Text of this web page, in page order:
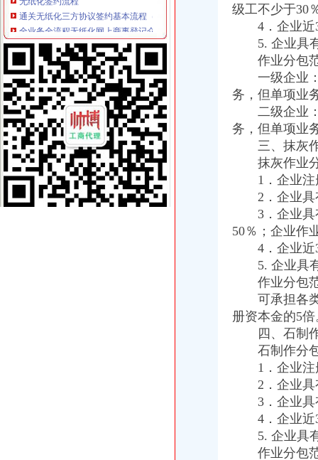
全业务全流程无纸化网上商事登记介绍.doc
海关无纸化签约
山东口岸推进通关作业无纸化改革-中国金融信息网
我市企业减免所得税3.76亿元-拍拍贷官网_中国领先互联网金融P2P网
无纸化报关
提供宁波无纸化报关签约【今日推荐网-宁波物流运输】
无纸化报关要什么资料给报关行,报关行,诺金报关
电子口岸无纸化签约
我省2.7万余家企业可享受无纸化通关
内蒙古深化通关作业无纸化改革_国内新闻_大众网
重庆海关电话
重庆海关:邮寄手机需要交税吗_报关员资格_新浪博客
今年上半年重庆海关ECFA货物通关西部第一-中新网
重庆海关在哪里
海关总署关于跨境贸易电子商务服务试点网购保税进口模式有关问题的
【食品贸易公司注册,进出口海关登记证注册,上海公司注册】价格_
北京海关：《进出口收发货人登记证书》丢失-报关员网-吧
进出口货物收发货人报关注册登记证的变更-通关监管海关业务咨询-
苏州关务天空苏州区外企业送货园区综保区申请分送集报所需资料及流
级工不少于30
4．企业近3
5. 企业具有
作业分包
一级企业：
务，但单项业
二级企业：
务，但单项业
三、抹灰作
抹灰作业分
1．企业注
2．企业具有
3．企业具有
50％；企业作
4．企业近3
5. 企业具有
作业分包
可承担各类
册资本金的5倍
四、石制作
石制作分包
1．企业注
2．企业具有
3．企业具
4．企业近3
5. 企业具有
作业分包